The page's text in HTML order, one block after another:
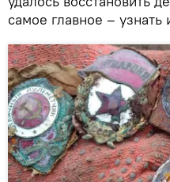
самое главное – узнать